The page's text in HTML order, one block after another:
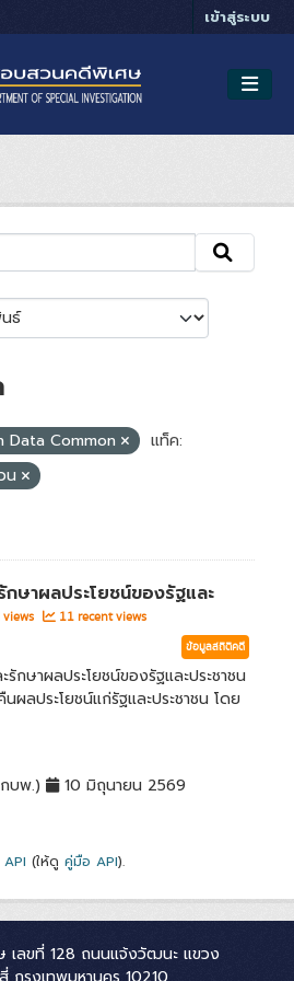
เข้าสู่ระบบ
Data Common
แท็ค:
น
กษาผลประโยชน์ของรัฐและ
11 recent views
ข้อมูลสถิติคดี
กษาผลประโยชน์ของรัฐและประชาชน
ผลประโยชน์แก่รัฐและประชาชน โดย
บพ.) 10 มิถุนายน 2569
API (ให้ดู คู่มือ API).
เลขที่ 128 ถนนแจ้งวัฒนะ แขวง